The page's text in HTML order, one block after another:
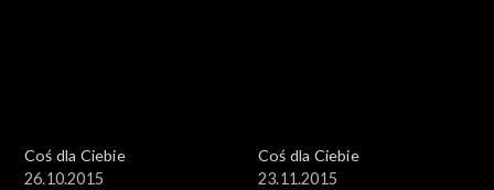
Coś dla Ciebie
26.10.2015
Coś dla Ciebie
23.11.2015